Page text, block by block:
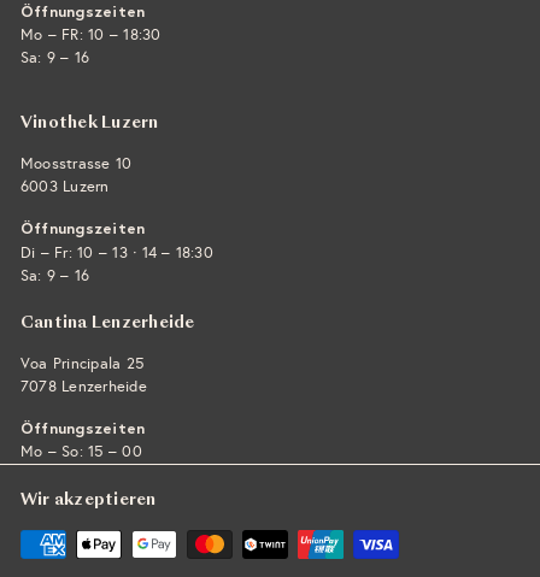
Öffnungszeiten
Mo – FR: 10 – 18:30
Sa: 9 – 16
Vinothek Luzern
Moosstrasse 10
6003 Luzern
Öffnungszeiten
Di – Fr: 10 – 13 · 14 – 18:30
Sa: 9 – 16
Cantina Lenzerheide
Voa Principala 25
7078 Lenzerheide
Öffnungszeiten
Mo – So: 15 – 00
Wir akzeptieren